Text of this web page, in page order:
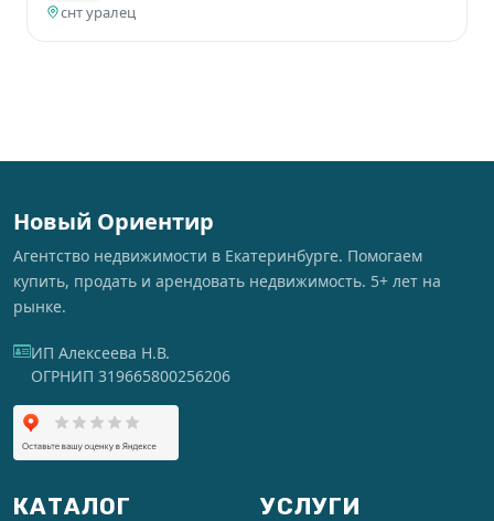
снт уралец
Новый Ориентир
Агентство недвижимости в Екатеринбурге. Помогаем
купить, продать и арендовать недвижимость. 5+ лет на
рынке.
ИП Алексеева Н.В.
ОГРНИП 319665800256206
КАТАЛОГ УСЛУГИ